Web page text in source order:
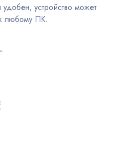
устройство может
любому ПК.